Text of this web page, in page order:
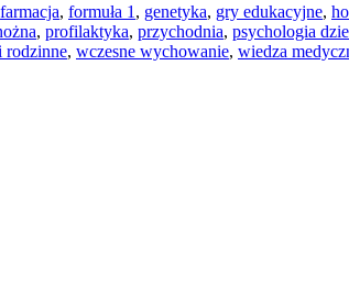
farmacja, formuła 1 , genetyka, gry edukacyjne,
, profilaktyka, przychodnia, psychologia
rodzinne, wczesne wychowanie, wiedza